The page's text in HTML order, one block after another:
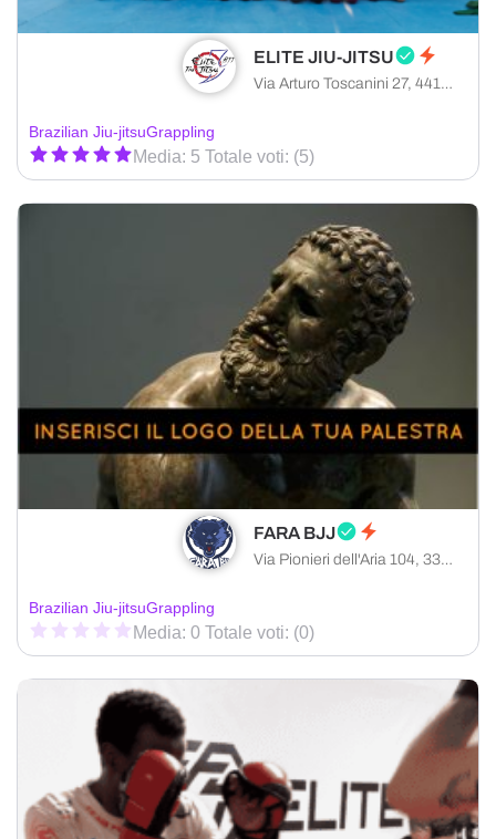
ELITE JIU-JITSU
Via Arturo Toscanini 27, 44124 Ferrara provincia di Ferrara, Italia
Brazilian Jiu-jitsuGrappling
Media: 5 Totale voti: (5)
FARA BJJ
Via Pionieri dell'Aria 104, 33080 Roveredo in Piano provincia di Pordenone, Italia
Brazilian Jiu-jitsuGrappling
Media: 0 Totale voti: (0)